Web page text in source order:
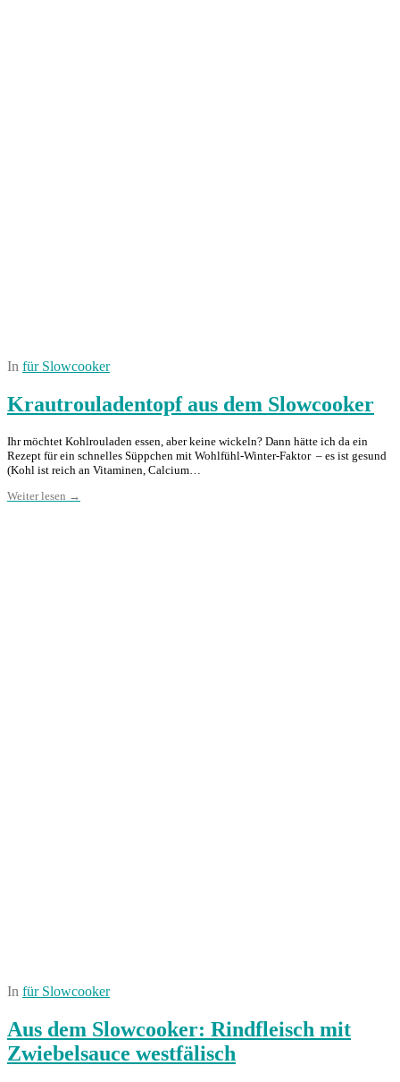
In für Slowcooker
Krautrouladentopf aus dem Slowcooker
Ihr möchtet Kohlrouladen essen, aber keine wickeln? Dann hätte ich da ein
Rezept für ein schnelles Süppchen mit Wohlfühl-Winter-Faktor – es ist gesund
(Kohl ist reich an Vitaminen, Calcium…
Weiter lesen →
In für Slowcooker
Aus dem Slowcooker: Rindfleisch mit
Zwiebelsauce westfälisch